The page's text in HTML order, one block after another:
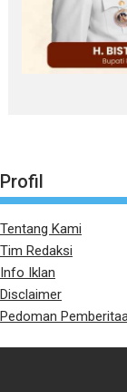
Profil
Tentang Kami
Tim Redaksi
Info Iklan
Disclaimer
Pedoman